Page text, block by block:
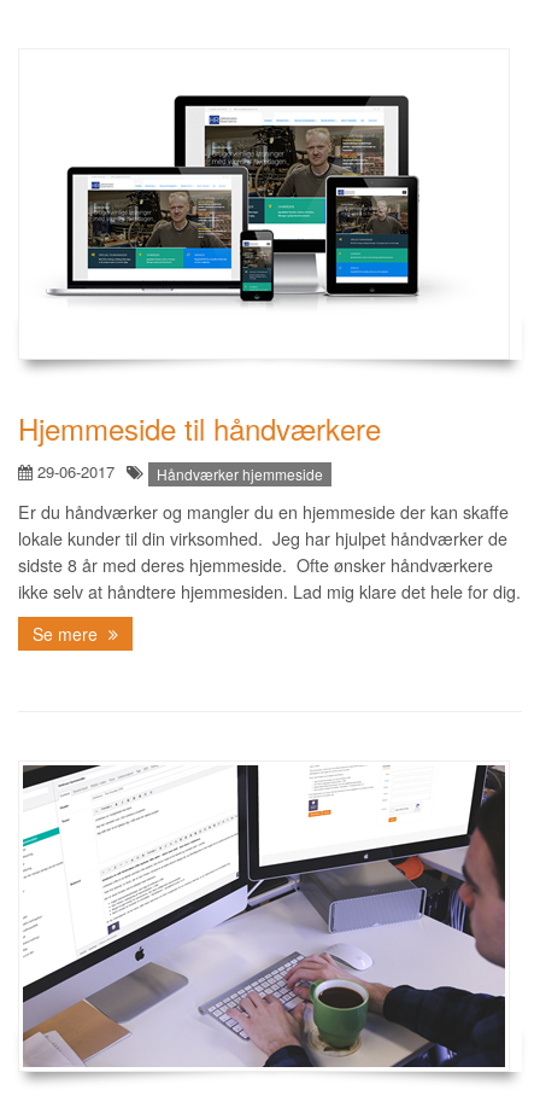
Hjemmeside til håndværkere
29-06-2017 Håndværker hjemmeside
Er du håndværker og mangler du en hjemmeside der kan skaffe
lokale kunder til din virksomhed. Jeg har hjulpet håndværker de
sidste 8 år med deres hjemmeside. Ofte ønsker håndværkere
ikke selv at håndtere hjemmesiden. Lad mig klare det hele for dig.
Se mere